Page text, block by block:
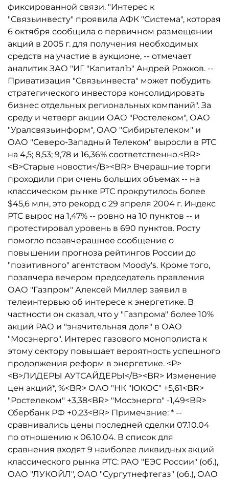
фиксированной связи. "Интерес к
"Связьинвесту" проявила АФК "Система", которая
6 октября сообщила о первичном размещении
акций в 2005 г. для получения необходимых
средств на участие в аукционе, -- отмечает
аналитик ЗАО "ИГ "КапиталЪ" Андрей Рожков. --
Приватизация "Связьинвеста" может побудить
стратегического инвестора консолидировать
бизнес отдельных региональных компаний". За
среду и четверг акции ОАО "Ростелеком", ОАО
"Уралсвязьинформ", ОАО "Сибирьтелеком" и
ОАО "Северо-Западный Телеком" выросли в РТС
на 4,5; 8,53; 9,78 и 16,36% соответственно.<BR>
<B>Старые новости</B><BR> Вчерашние торги
проходили при очень больших объемах -- на
классическом рынке РТС прокрутилось более
$45,6 млн, это рекорд с 29 апреля 2004 г. Индекс
РТС вырос на 1,47% -- ровно на 10 пунктов -- и
протестировал уровень в 690 пунктов. Росту
помогло позавчерашнее сообщение о
повышении прогноза рейтингов России до
"позитивного" агентством Moody's. Кроме того,
позавчера вечером председатель правления
ОАО "Газпром" Алексей Миллер заявил в
телеинтервью об интересе к энергетике. В
частности он сказал, что у "Газпрома" более 10%
акций РАО и "значительная доля" в ОАО
"Мосэнерго". Интерес газового монополиста к
этому сектору повышает вероятность успешного
продолжения реформ в энергетике. <P>
<B>ЛИДЕРЫ АУТСАЙДЕРЫ</B><BR> Изменение
цен акций*, %<BR> ОАО "НК "ЮКОС" +5,61<BR>
"Ростелеком" +3,38<BR> "Мосэнерго" -1,49<BR>
Сбербанк РФ +0,23<BR> Примечание: * --
сравнивались цены последней сделки 07.10.04
по отношению к 06.10.04. В список для
сравнения входят 9 наиболее ликвидных акций
классического рынка РТС: РАО "ЕЭС России" (об.),
ОАО "ЛУКОЙЛ", ОАО "Сургутнефтегаз" (об.), ОАО